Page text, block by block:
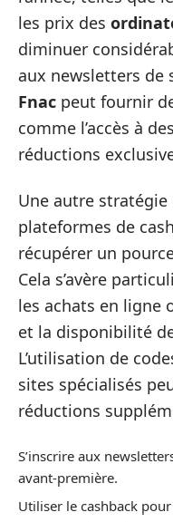
les prix des
diminuer
aux newsletters de
Fnac peut fournir
comme l’accès à
réductions
Une autre
plateformes de
récupérer un
Cela s’avère
les achats en ligne
et la disponibilité
L’utilisation de
sites spécialisés
réductions
S’inscrire aux
avant-première.
Utiliser le cashback